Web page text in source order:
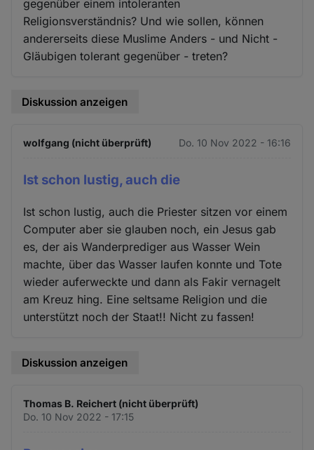
gegenüber einem intoleranten
Religionsverständnis? Und wie sollen, können
andererseits diese Muslime Anders - und Nicht -
Gläubigen tolerant gegenüber - treten?
Diskussion anzeigen
wolfgang (nicht überprüft) Do. 10 Nov 2022 - 16:16
Ist schon lustig, auch die
Ist schon lustig, auch die Priester sitzen vor einem
Computer aber sie glauben noch, ein Jesus gab
es, der ais Wanderprediger aus Wasser Wein
machte, über das Wasser laufen konnte und Tote
wieder auferweckte und dann als Fakir vernagelt
am Kreuz hing. Eine seltsame Religion und die
unterstützt noch der Staat!! Nicht zu fassen!
Diskussion anzeigen
Thomas B. Reichert (nicht überprüft)
Do. 10 Nov 2022 - 17:15